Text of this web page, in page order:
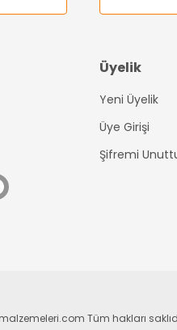
Üyelik
Yeni Üyelik
Üye Girişi
Şifremi
Tüm hakları